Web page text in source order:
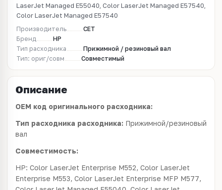
LaserJet Managed E55040, Color LaserJet Managed E57540,
Color LaserJet Managed E57540
Производитель
CET
Бренд
HP
Тип расходника
Прижимной / резиновый вал
Тип: ориг/совм
Совместимый
Описание
OEM код оригинального расходника:
Тип расходника расходника: Прижимной/резиновый
вал
Совместимость:
HP: Color LaserJet Enterprise M552, Color LaserJet
Enterprise M553, Color LaserJet Enterprise MFP M577,